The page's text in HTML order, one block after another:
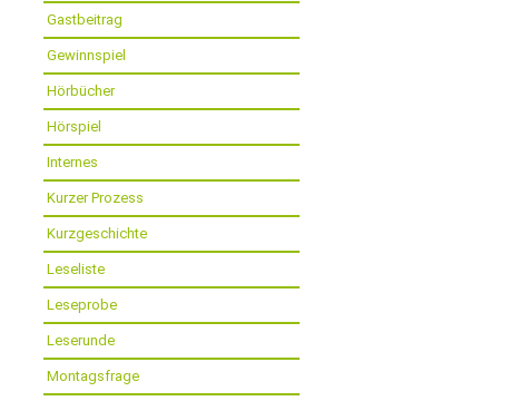
Gastbeitrag
Gewinnspiel
Hörbücher
Hörspiel
Internes
Kurzer Prozess
Kurzgeschichte
Leseliste
Leseprobe
Leserunde
Montagsfrage